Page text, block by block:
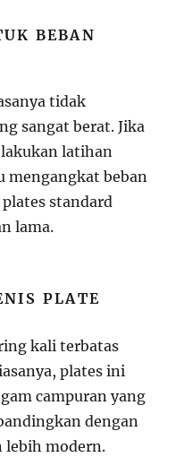
BEBAN
tidak
sangat berat. Jika
latihan
mengangkat beban
standard
lama.
PLATE
kali terbatas
plates ini
campuran yang
dengan
lebih modern.